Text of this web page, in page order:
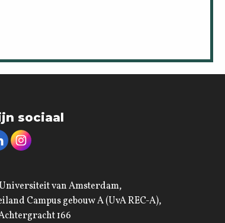
sociaal
van Amsterdam,
Campus gebouw A (UvA REC-A),
166